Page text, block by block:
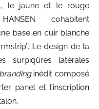
le jaune et le rouge
cohabitent
base en cuir blanche
Le design de la
surpiqûres latérales
brandinginédit composé
panel et l’inscription